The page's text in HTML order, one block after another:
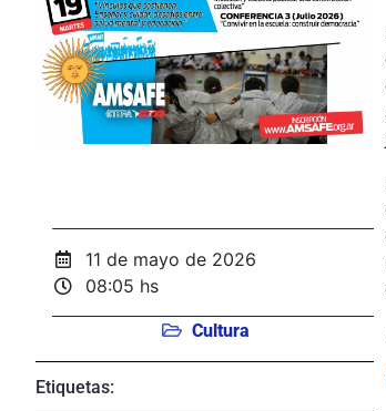
11 de mayo de 2026
08:05 hs
Cultura
Etiquetas: